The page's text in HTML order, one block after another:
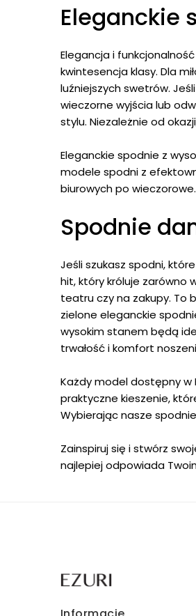
Eleganckie
Elegancja i
kwintesencja klasy. Dla
luźniejszych swetrów.
wieczorne wyjścia lub
stylu. Niezależnie od
Eleganckie spodnie z
modele spodni z
biurowych po
Spodnie
Jeśli szukasz spodni,
hit, który króluje zarówno
teatru czy na zakupy. To
zielone eleganckie
wysokim stanem będą
trwałość i komfort
Każdy model dostępny w
praktyczne kieszenie,
Wybierając nasze
Zainspiruj się i stwórz
najlepiej odpowiada